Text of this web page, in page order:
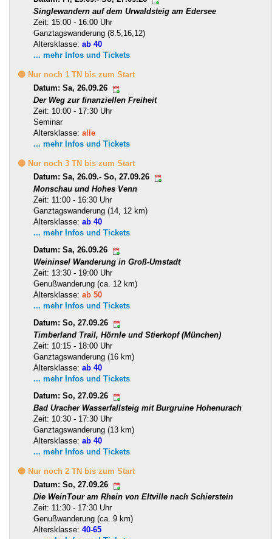
Singlewandern auf dem Urwaldsteig am Edersee
Zeit: 15:00 - 16:00 Uhr
Ganztagswanderung (8.5,16,12)
Altersklasse: ab 40
... mehr Infos und Tickets
🟡 Nur noch 1 TN bis zum Start
Datum: Sa, 26.09.26
Der Weg zur finanziellen Freiheit
Zeit: 10:00 - 17:30 Uhr
Seminar
Altersklasse: alle
... mehr Infos und Tickets
🟡 Nur noch 3 TN bis zum Start
Datum: Sa, 26.09.- So, 27.09.26
Monschau und Hohes Venn
Zeit: 11:00 - 16:30 Uhr
Ganztagswanderung (14, 12 km)
Altersklasse: ab 40
... mehr Infos und Tickets
Datum: Sa, 26.09.26
Weininsel Wanderung in Groß-Umstadt
Zeit: 13:30 - 19:00 Uhr
Genußwanderung (ca. 12 km)
Altersklasse: ab 50
... mehr Infos und Tickets
Datum: So, 27.09.26
Timberland Trail, Hörnle und Stierkopf (München)
Zeit: 10:15 - 18:00 Uhr
Ganztagswanderung (16 km)
Altersklasse: ab 40
... mehr Infos und Tickets
Datum: So, 27.09.26
Bad Uracher Wasserfallsteig mit Burgruine Hohenurach
Zeit: 10:30 - 17:30 Uhr
Ganztagswanderung (13 km)
Altersklasse: ab 40
... mehr Infos und Tickets
🟡 Nur noch 2 TN bis zum Start
Datum: So, 27.09.26
Die WeinTour am Rhein von Eltville nach Schierstein
Zeit: 11:30 - 17:30 Uhr
Genußwanderung (ca. 9 km)
Altersklasse: 40-65